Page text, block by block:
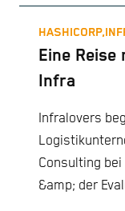
HASHICORP,
Eine
Infra
Infralovers
Consulting
&amp; der